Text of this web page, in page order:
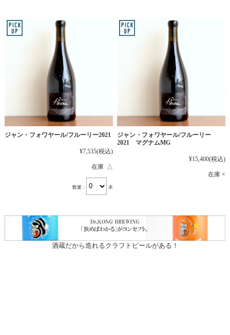
ジャン・フォワヤール/フルーリー2021
¥7,535(税込)
在庫 △
数量： 本
ジャン・フォワヤール/フルーリー
2021 マグナムMG
¥15,400(税込)
在庫 ×
酒蔵だから造れるクラフトビールがある！